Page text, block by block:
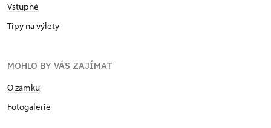
Vstupné
Tipy na výlety
MOHLO BY VÁS ZAJÍMAT
O zámku
Fotogalerie